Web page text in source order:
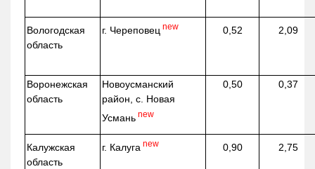
Вологодская
область
г. Череповец new 0,52 2,09
Воронежская
область
Новоусманский
район, с. Новая
Усмань new
0,50 0,37
Калужская
область
г. Калуга new 0,90 2,75